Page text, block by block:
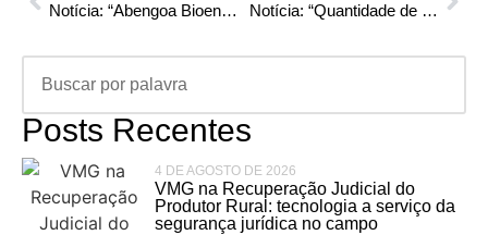
Notícia: “Abengoa Bioenergia Brasil entra com pedido de recuperação judicial” Notícia: “Quantidade de pedidos de recuperação judicial cai 58,6% em setembro, diz Serasa”
Posts Recentes
4 DE AGOSTO DE 2026
VMG na Recuperação Judicial do
Produtor Rural: tecnologia a serviço da
segurança jurídica no campo